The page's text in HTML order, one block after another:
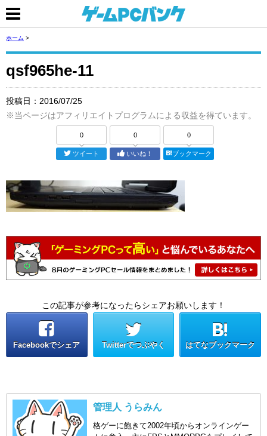
ホーム >
qsf965he-11
投稿日： 2016/07/25
※当ページはアフィリエイトプログラムによる収益を得ています。
0
ツイート
0
いいね！
0
ブックマーク
この記事が参考になったらシェアお願いします！
Facebookでシェア Twitterでつぶやく はてなブックマーク
管理人 うらみん
格ゲーに飽きて2002年頃からオンラインゲー